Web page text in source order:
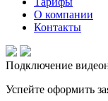
О компании
Контакты
Подключение
Успейте оформить